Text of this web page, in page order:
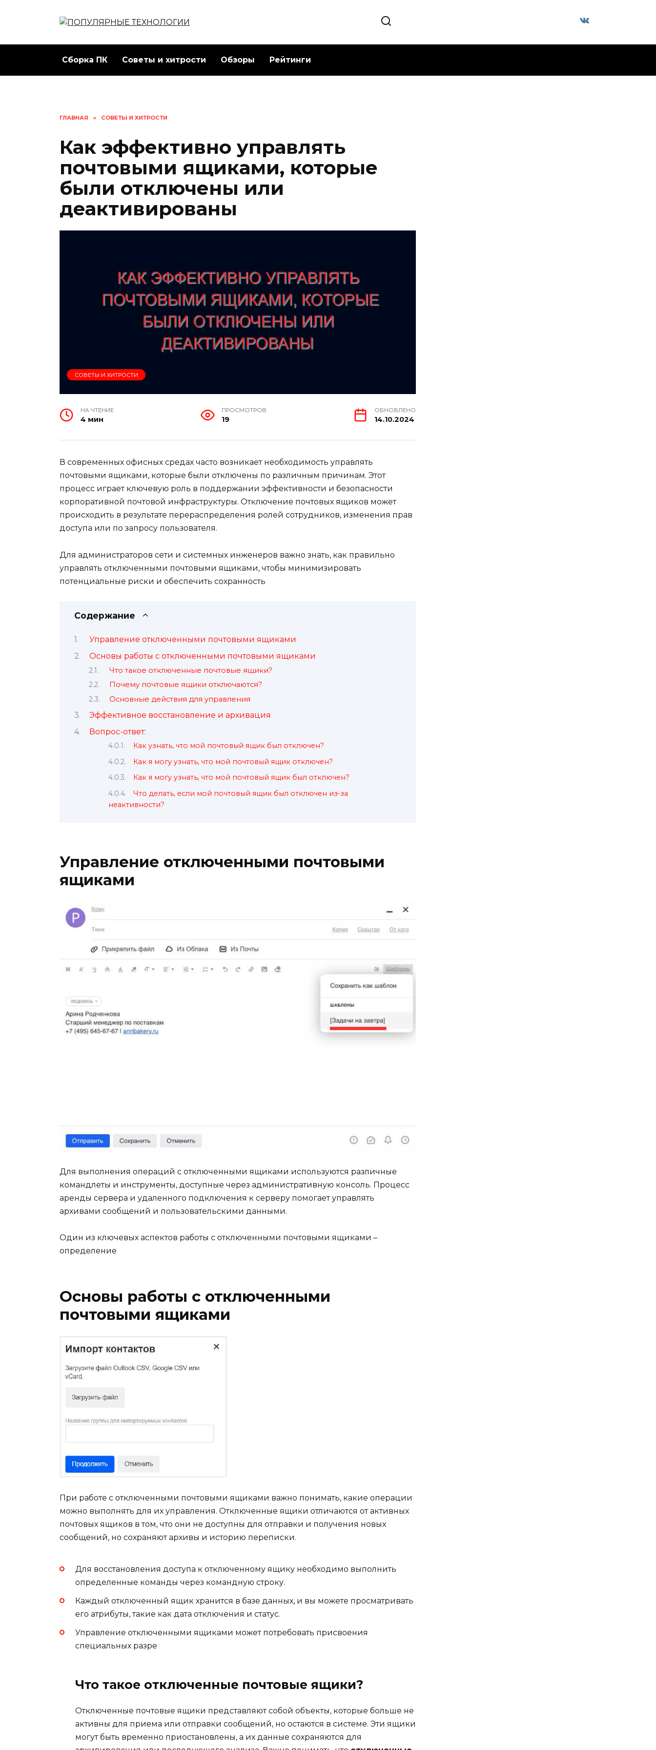
Сборка ПК Советы и хитрости Обзоры Рейтинги
ГЛАВНАЯ » СОВЕТЫ И ХИТРОСТИ
Как эффективно управлять
почтовыми ящиками, которые
были отключены или
деактивированы
СОВЕТЫ И ХИТРОСТИ
НА ЧТЕНИЕ
4 мин
ПРОСМОТРОВ
19
ОБНОВЛЕНО
14.10.2024
В современных офисных средах часто возникает необходимость управлять
почтовыми ящиками, которые были отключены по различным причинам. Этот
процесс играет ключевую роль в поддержании эффективности и безопасности
корпоративной почтовой инфраструктуры. Отключение почтовых ящиков может
происходить в результате перераспределения ролей сотрудников, изменения прав
доступа или по запросу пользователя.
Для администраторов сети и системных инженеров важно знать, как правильно
управлять отключенными почтовыми ящиками, чтобы минимизировать
потенциальные риски и обеспечить сохранность
Содержание
Управление отключенными почтовыми ящиками
Основы работы с отключенными почтовыми ящиками
Что такое отключенные почтовые ящики?
Почему почтовые ящики отключаются?
Основные действия для управления
Эффективное восстановление и архивация
Вопрос-ответ:
Как узнать, что мой почтовый ящик был отключен?
Как я могу узнать, что мой почтовый ящик отключен?
Как я могу узнать, что мой почтовый ящик был отключен?
Что делать, если мой почтовый ящик был отключен из-за
неактивности?
Управление отключенными почтовыми
ящиками
Для выполнения операций с отключенными ящиками используются различные
командлеты и инструменты, доступные через административную консоль. Процесс
аренды сервера и удаленного подключения к серверу помогает управлять
архивами сообщений и пользовательскими данными.
Один из ключевых аспектов работы с отключенными почтовыми ящиками –
определение
Основы работы с отключенными
почтовыми ящиками
При работе с отключенными почтовыми ящиками важно понимать, какие операции
можно выполнять для их управления. Отключенные ящики отличаются от активных
почтовых ящиков в том, что они не доступны для отправки и получения новых
сообщений, но сохраняют архивы и историю переписки.
Для восстановления доступа к отключенному ящику необходимо выполнить
определенные команды через командную строку.
Каждый отключенный ящик хранится в базе данных, и вы можете просматривать
его атрибуты, такие как дата отключения и статус.
Управление отключенными ящиками может потребовать присвоения
специальных разре
Что такое отключенные почтовые ящики?
Отключенные почтовые ящики представляют собой объекты, которые больше не
активны для приема или отправки сообщений, но остаются в системе. Эти ящики
могут быть временно приостановлены, а их данные сохраняются для